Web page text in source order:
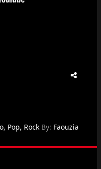
, Pop, Rock By: Faouzia